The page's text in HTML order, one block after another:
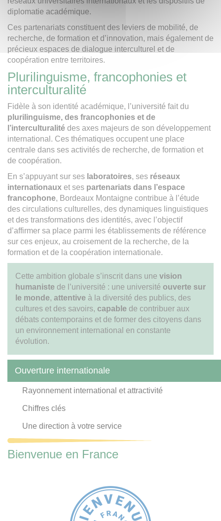
diplomatie académique.
Ces partenariats constituent des leviers de mobilité, de
recherche, de formation et d’innovation, mais également de
précieux espaces de dialogue interculturel et de
coopération entre territoires.
Plurilinguisme, francophonies et
interculturalité
Fidèle à son identité académique, l’université fait du
plurilinguisme, des francophonies et de
l’interculturalité des axes majeurs de son développement
international. Ces thématiques occupent une place
centrale dans ses activités de recherche, de formation et
de coopération.
En s’appuyant sur ses laboratoires, ses réseaux
internationaux et ses partenariats dans l’espace
francophone, Bordeaux Montaigne contribue à l’étude
des circulations culturelles, des dynamiques linguistiques
et des transformations des identités, avec l’objectif
d’affirmer sa place parmi les établissements de référence
sur ces enjeux, au croisement de la recherche, de la
formation et de la coopération internationale.
Cette ambition globale s’inscrit dans une vision
humaniste de l’université : une université ouverte sur
le monde, attentive à la diversité des publics, des
cultures et des savoirs, capable de contribuer aux
débats contemporains et de former des citoyens dans
un environnement international en constante
évolution.
Ouverture internationale
Rayonnement international et attractivité
Chiffres clés
Une direction à votre service
Bienvenue en France